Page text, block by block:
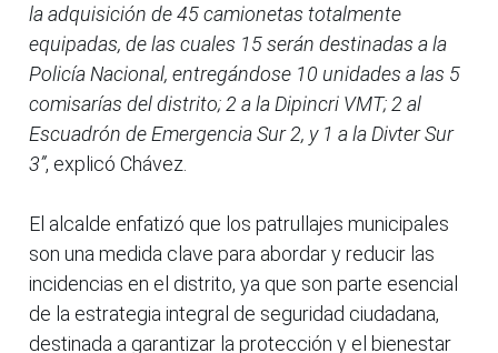
la adquisición de 45 camionetas totalmente
equipadas, de las cuales 15 serán destinadas a la
Policía Nacional, entregándose 10 unidades a las 5
comisarías del distrito; 2 a la Dipincri VMT; 2 al
Escuadrón de Emergencia Sur 2, y 1 a la Divter Sur
3”, explicó Chávez.
El alcalde enfatizó que los patrullajes municipales
son una medida clave para abordar y reducir las
incidencias en el distrito, ya que son parte esencial
de la estrategia integral de seguridad ciudadana,
destinada a garantizar la protección y el bienestar